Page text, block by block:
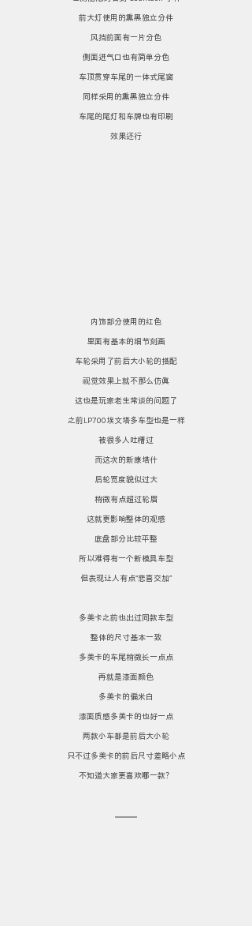
前大灯使用的熏黑独立分件
风挡前面有一片分色
侧面进气口也有简单分色
车顶贯穿车尾的一体式尾窗
同样采用的熏黑独立分件
车尾的尾灯和车牌也有印刷
效果还行
内饰部分使用的红色
里面有基本的细节刻画
车轮采用了前后大小轮的搭配
视觉效果上就不那么仿真
这也是玩家老生常谈的问题了
之前LP700埃文塔多车型也是一样
被很多人吐槽过
而这次的新康塔什
后轮宽度貌似过大
稍微有点超过轮眉
这就更影响整体的观感
底盘部分比较平整
所以难得有一个新模具车型
但表现让人有点“悲喜交加”
多美卡之前也出过同款车型
整体的尺寸基本一致
多美卡的车尾稍微长一点点
再就是漆面颜色
多美卡的偏米白
漆面质感多美卡的也好一点
两款小车都是前后大小轮
只不过多美卡的前后尺寸差略小点
不知道大家更喜欢哪一款？